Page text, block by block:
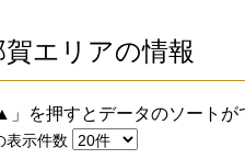
賀エリアの情報
を押すとデータのソートが
表示件数